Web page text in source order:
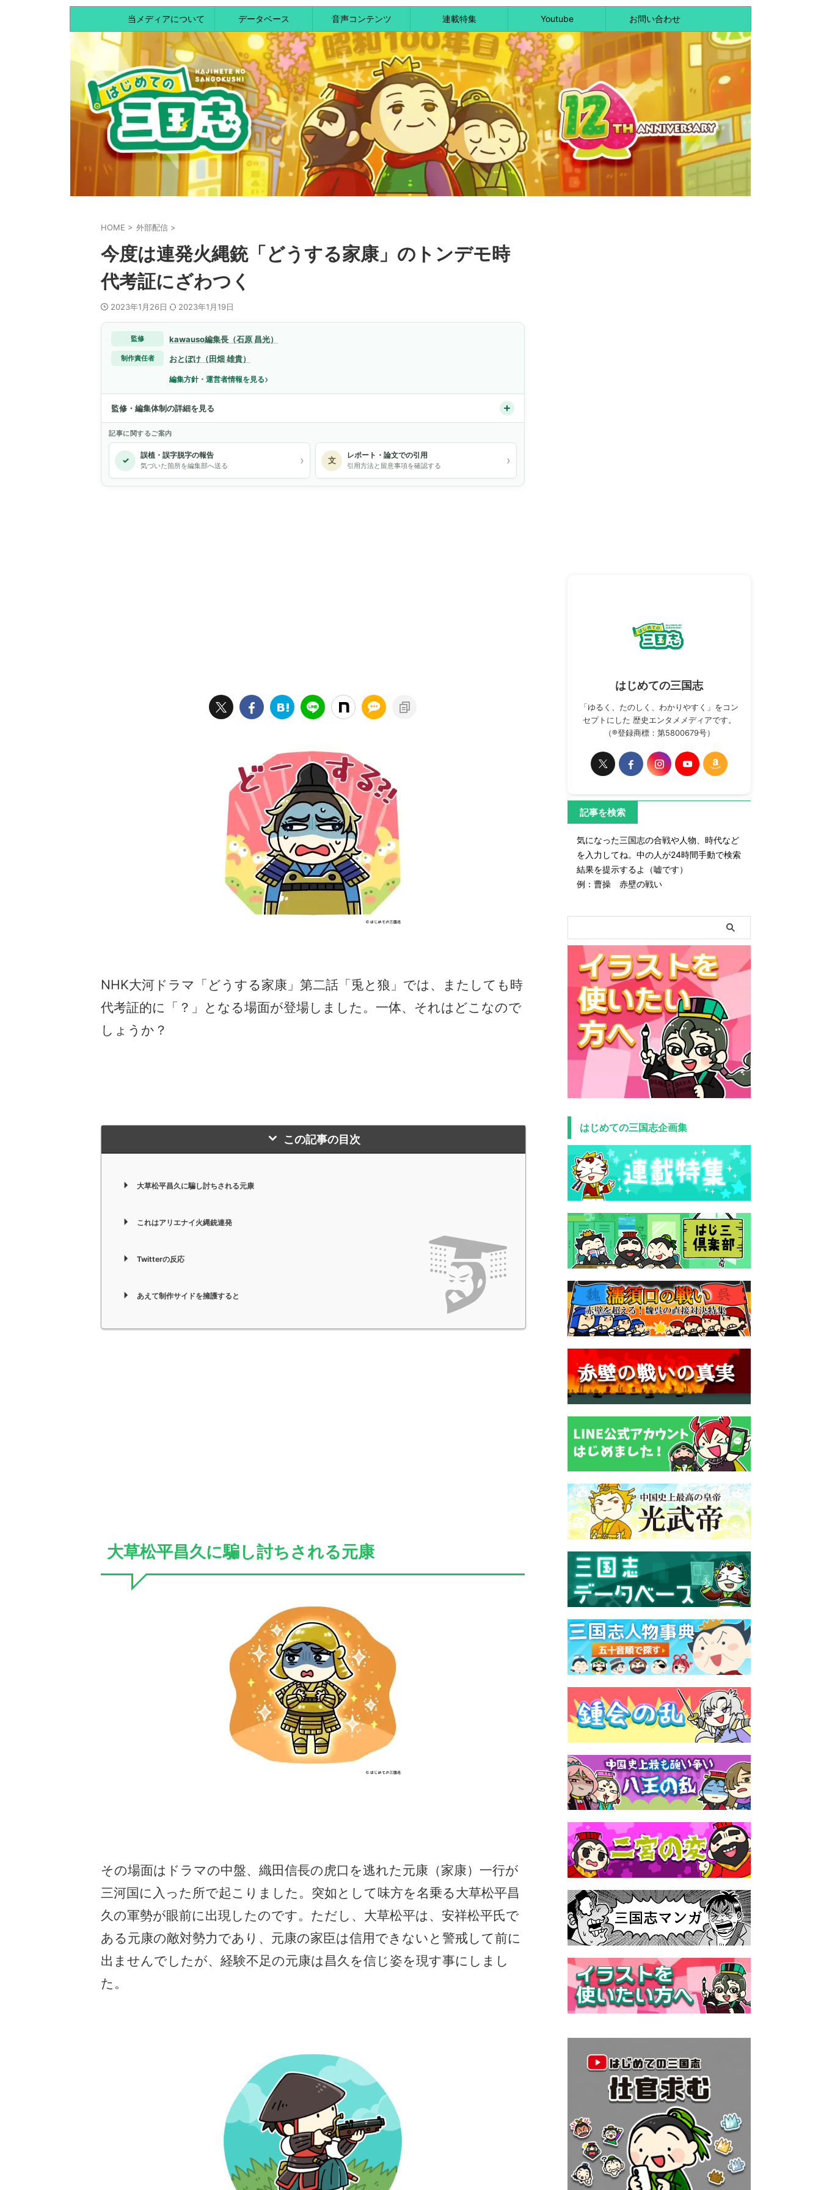
当メディアについて データベース 音声コンテンツ 連載特集 Youtube お問い合わせ
HOME > 外部配信 >
今度は連発火縄銃「どうする家康」のトンデモ時
代考証にざわつく
2023年1月26日 2023年1月19日
監修 kawauso編集長（石原 昌光）
制作責任者 おとぼけ（田畑 雄貴）
編集方針・運営者情報を見る›
監修・編集体制の詳細を見る
記事に関するご案内
✓ 誤植・誤字脱字の報告
気づいた箇所を編集部へ送る › 文 レポート・論文での引用
引用方法と留意事項を確認する ›
NHK大河ドラマ「どうする家康」第二話「兎と狼」では、またしても時
代考証的に「？」となる場面が登場しました。一体、それはどこなので
しょうか？
この記事の目次
大草松平昌久に騙し討ちされる元康
これはアリエナイ火縄銃連発
Twitterの反応
あえて制作サイドを擁護すると
大草松平昌久に騙し討ちされる元康
その場面はドラマの中盤、織田信長の虎口を逃れた元康（家康）一行が
三河国に入った所で起こりました。突如として味方を名乗る大草松平昌
久の軍勢が眼前に出現したのです。ただし、大草松平は、安祥松平氏で
ある元康の敵対勢力であり、元康の家臣は信用できないと警戒して前に
出ませんでしたが、経験不足の元康は昌久を信じ姿を現す事にしまし
た。
はじめての三国志
「ゆるく、たのしく、わかりやすく」をコン
セプトにした 歴史エンタメメディアです。
（®登録商標：第5800679号）
記事を検索
気になった三国志の合戦や人物、時代など
を入力してね。中の人が24時間手動で検索
結果を提示するよ（嘘です）
例：曹操 赤壁の戦い
はじめての三国志企画集